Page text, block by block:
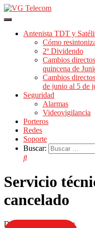
Cambiar
navegación
Antenista TDT y
Cómo
2º Dividendo
Cambios
quincena de
Cambios
de junio al 5 de
Seguridad
Alarmas
Videovigilancia
Porteros
Redes
Soporte
Buscar:
Servicio
cancelado
Disculpen las molestias